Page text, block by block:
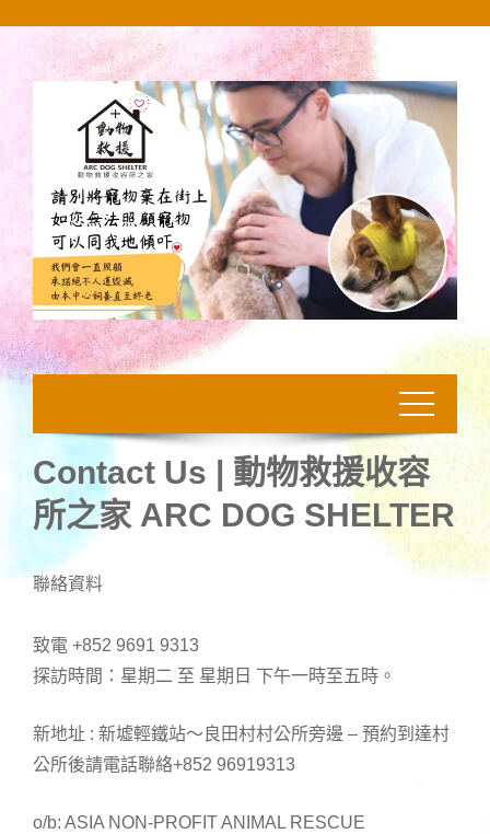
Contact Us | 動物救援收容
所之家 ARC DOG SHELTER
聯絡資料
致電 +852 9691 9313
探訪時間：星期二 至 星期日 下午一時至五時。
新地址 : 新墟輕鐵站～良田村村公所旁邊 – 預約到達村
公所後請電話聯絡+852 96919313
o/b: ASIA NON-PROFIT ANIMAL RESCUE